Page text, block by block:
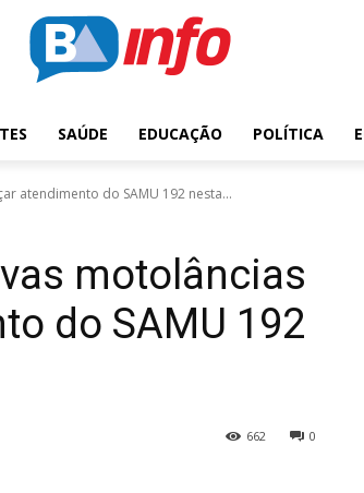
SAÚDE EDUCAÇÃO POLÍTICA
atendimento do SAMU 192 nesta...
motolâncias
do SAMU 192
0
662